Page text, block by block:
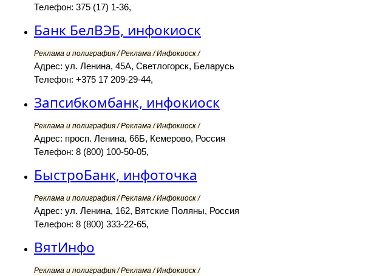
Телефон: 375 (17) 1-36,
Банк БелВЭБ, инфокиоск
Реклама и полиграфия / Реклама / Инфокиоск /
Адрес: ул. Ленина, 45А, Светлогорск, Беларусь
Телефон: +375 17 209-29-44,
Запсибкомбанк, инфокиоск
Реклама и полиграфия / Реклама / Инфокиоск /
Адрес: просп. Ленина, 66Б, Кемерово, Россия
Телефон: 8 (800) 100-50-05,
БыстроБанк, инфоточка
Реклама и полиграфия / Реклама / Инфокиоск /
Адрес: ул. Ленина, 162, Вятские Поляны, Россия
Телефон: 8 (800) 333-22-65,
ВятИнфо
Реклама и полиграфия / Реклама / Инфокиоск /